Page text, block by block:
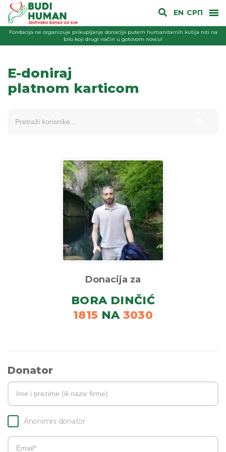
EN СРП
Fondacija ne organizuje prikupljanje donacija putem humanitarnih kutija niti na
bilo koji drugi način u gotovom novcu!
E-doniraj
platnom karticom
Donacija za
BORA DINČIĆ
1815 NA 3030
Donator
Anonimni donator